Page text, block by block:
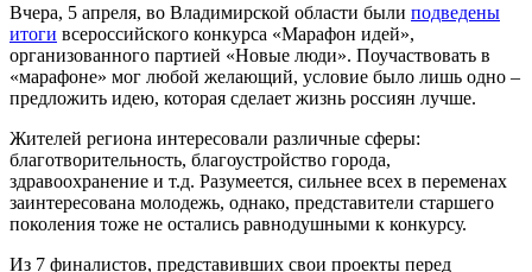
Вчера, 5 апреля, во Владимирской области были подведены
итоги всероссийского конкурса «Марафон идей»,
организованного партией «Новые люди». Поучаствовать в
«марафоне» мог любой желающий, условие было лишь одно –
предложить идею, которая сделает жизнь россиян лучше.
Жителей региона интересовали различные сферы:
благотворительность, благоустройство города,
здравоохранение и т.д. Разумеется, сильнее всех в переменах
заинтересована молодежь, однако, представители старшего
поколения тоже не остались равнодушными к конкурсу.
Из 7 финалистов, представивших свои проекты перед